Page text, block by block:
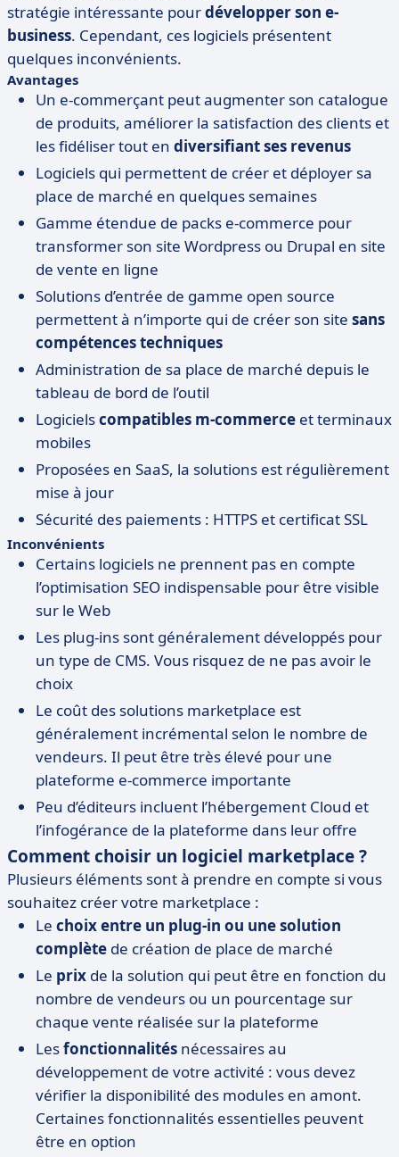
stratégie intéressante pourdévelopper son e-
business. Cependant, ces logiciels présentent
quelques inconvénients.
Avantages
Un e-commerçant peut augmenter son catalogue
de produits, améliorer la satisfaction des clients et
les fidéliser tout en diversifiant ses revenus
Logiciels qui permettent de créer et déployer sa
place de marché en quelques semaines
Gamme étendue de packs e-commerce pour
transformer son site Wordpress ou Drupal en site
de vente en ligne
Solutions d’entrée de gamme open source
permettent à n’importe qui de créer son site sans
compétences techniques
Administration de sa place de marché depuis le
tableau de bord de l’outil
Logicielscompatibles m-commerce et terminaux
mobiles
Proposées en SaaS, la solutions est régulièrement
mise à jour
Sécurité des paiements : HTTPS et certificat SSL
Inconvénients
Certains logiciels ne prennent pas en compte
l’optimisation SEO indispensable pour être visible
sur le Web
Les plug-ins sont généralement développés pour
un type de CMS. Vous risquez de ne pas avoir le
choix
Le coût des solutions marketplace est
généralement incrémental selon le nombre de
vendeurs. Il peut être très élevé pour une
plateforme e-commerce importante
Peu d’éditeurs incluent l’hébergement Cloud et
l’infogérance de la plateforme dans leur offre
Comment choisir un logiciel marketplace ?
Plusieurs éléments sont à prendre en compte si vous
souhaitez créer votre marketplace :
Le choix entre un plug-in ou une solution
complète de création de place de marché
Le prix de la solution qui peut être en fonction du
nombre de vendeurs ou un pourcentage sur
chaque vente réalisée sur la plateforme
Lesfonctionnalités nécessaires au
développement de votre activité : vous devez
vérifier la disponibilité des modules en amont.
Certaines fonctionnalités essentielles peuvent
être en option